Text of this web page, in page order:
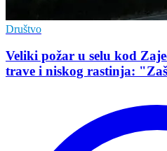
Društvo
Veliki požar u selu kod
trave i niskog rastinja: